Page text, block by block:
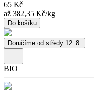
65 Kč
až 382,35 Kč/kg
Do košíku
Doručíme od středy 12. 8.
BIO